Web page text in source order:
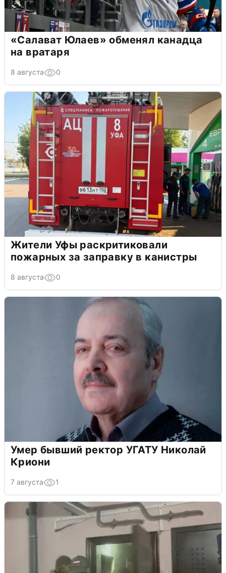
«Салават Юлаев» обменял канадца
на вратаря
8 августа 0
Жители Уфы раскритиковали
пожарных за заправку в канистры
8 августа 0
Умер бывший ректор УГАТУ Николай
Криони
7 августа 1